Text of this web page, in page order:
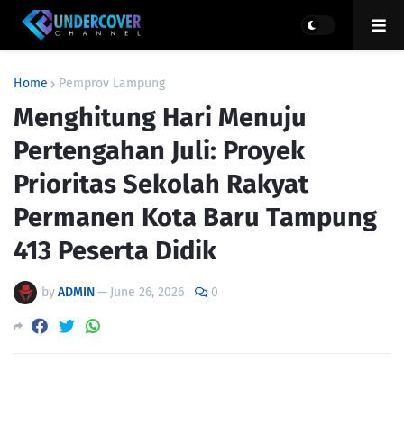
Home Pemprov Lampung
Menghitung Hari Menuju
Pertengahan Juli: Proyek
Prioritas Sekolah Rakyat
Permanen Kota Baru Tampung
413 Peserta Didik
byADMIN— June 26, 2026 0